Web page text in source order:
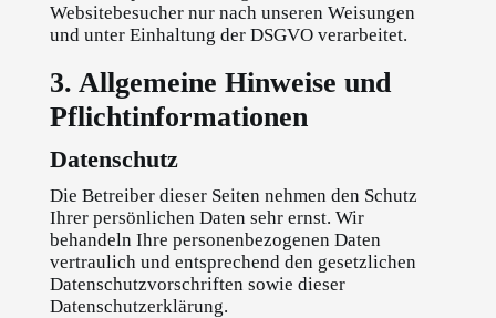
Websitebesucher nur nach unseren Weisungen
und unter Einhaltung der DSGVO verarbeitet.
3. Allgemeine Hinweise und
Pflicht­informationen
Datenschutz
Die Betreiber dieser Seiten nehmen den Schutz
Ihrer persönlichen Daten sehr ernst. Wir
behandeln Ihre personenbezogenen Daten
vertraulich und entsprechend den gesetzlichen
Datenschutzvorschriften sowie dieser
Datenschutzerklärung.